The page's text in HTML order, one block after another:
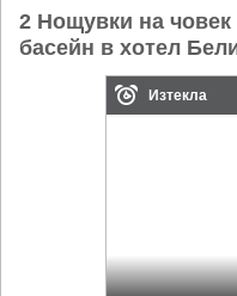
2 Нощувки на
басейн в хотел
Изтекла